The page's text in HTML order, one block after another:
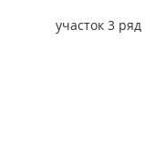
участок 3